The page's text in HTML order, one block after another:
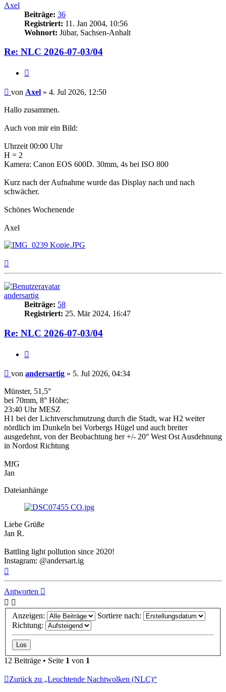
Axel
Beiträge: 36
Registriert: 11. Jan 2004, 10:56
Wohnort: Jübar, Sachsen-Anhalt
Re: NLC 2026-07-03/04
Beitrag
von Axel » 4. Jul 2026, 12:50
Hallo zusammen.
Auch von mir ein Bild:
Uhrzeit 00:00 Uhr
H = 2
Kamera: Canon EOS 600D. 30mm, 4s bei ISO 800
Kurz nach der Aufnahme wurde das Display nach und nach
schwächer.
Schönes Wochenende
Axel
andersartig
Beiträge: 58
Registriert: 25. Mär 2024, 16:47
Re: NLC 2026-07-03/04
Beitrag
von andersartig » 5. Jul 2026, 04:34
Münster, 51,5°
bei 70mm, 8° Höhe;
23:40 Uhr MESZ
H1 bei der Lichtverschmutzung durch die Stadt, war H2 weiter
nördlich im Dunkeln bei Vorbergs Hügel und auch breiter
ausgedehnt, von der Beobachtung her +/- 20° West Ost Ausdehnung
in Nordost Richtung
MfG
Jan
Dateianhänge
Liebe Grüße
Jan R.
Battling light pollution since 2020!
Instagram: @andersart.ig
Antworten
Anzeigen:
Sortiere nach:
Richtung:
12 Beiträge • Seite 1 von 1
Zurück zu „Leuchtende Nachtwolken (NLC)“